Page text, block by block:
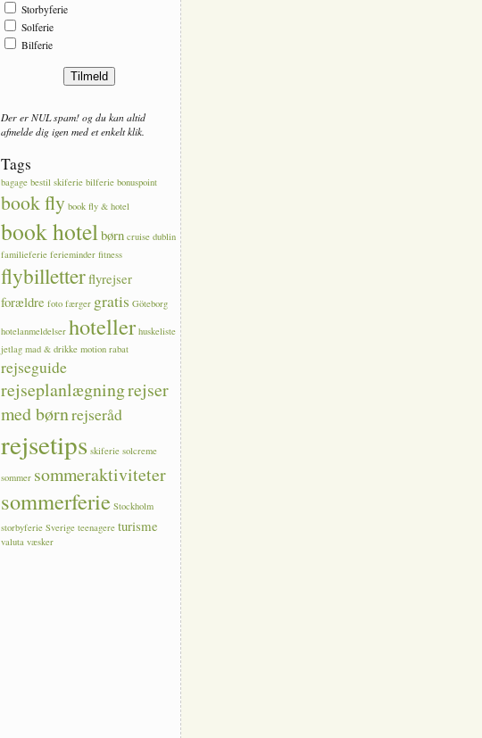
Storbyferie
Solferie
Bilferie
Der er NUL spam! og du kan altid
afmelde dig igen med et enkelt klik.
Tags
bagage bestil skiferie bilferie bonuspoint
book fly book fly & hotel
book hotelbørn cruise dublin
familieferie ferieminder fitness
flybilletterflyrejser
forældre foto færger gratis Göteborg
hotelanmeldelser hoteller huskeliste
jetlag mad & drikke motion rabat
rejseguide
rejseplanlægningrejser
med børnrejseråd
rejsetips skiferie solcreme
sommer sommeraktiviteter
sommerferie Stockholm
storbyferie Sverige teenagere turisme
valuta væsker